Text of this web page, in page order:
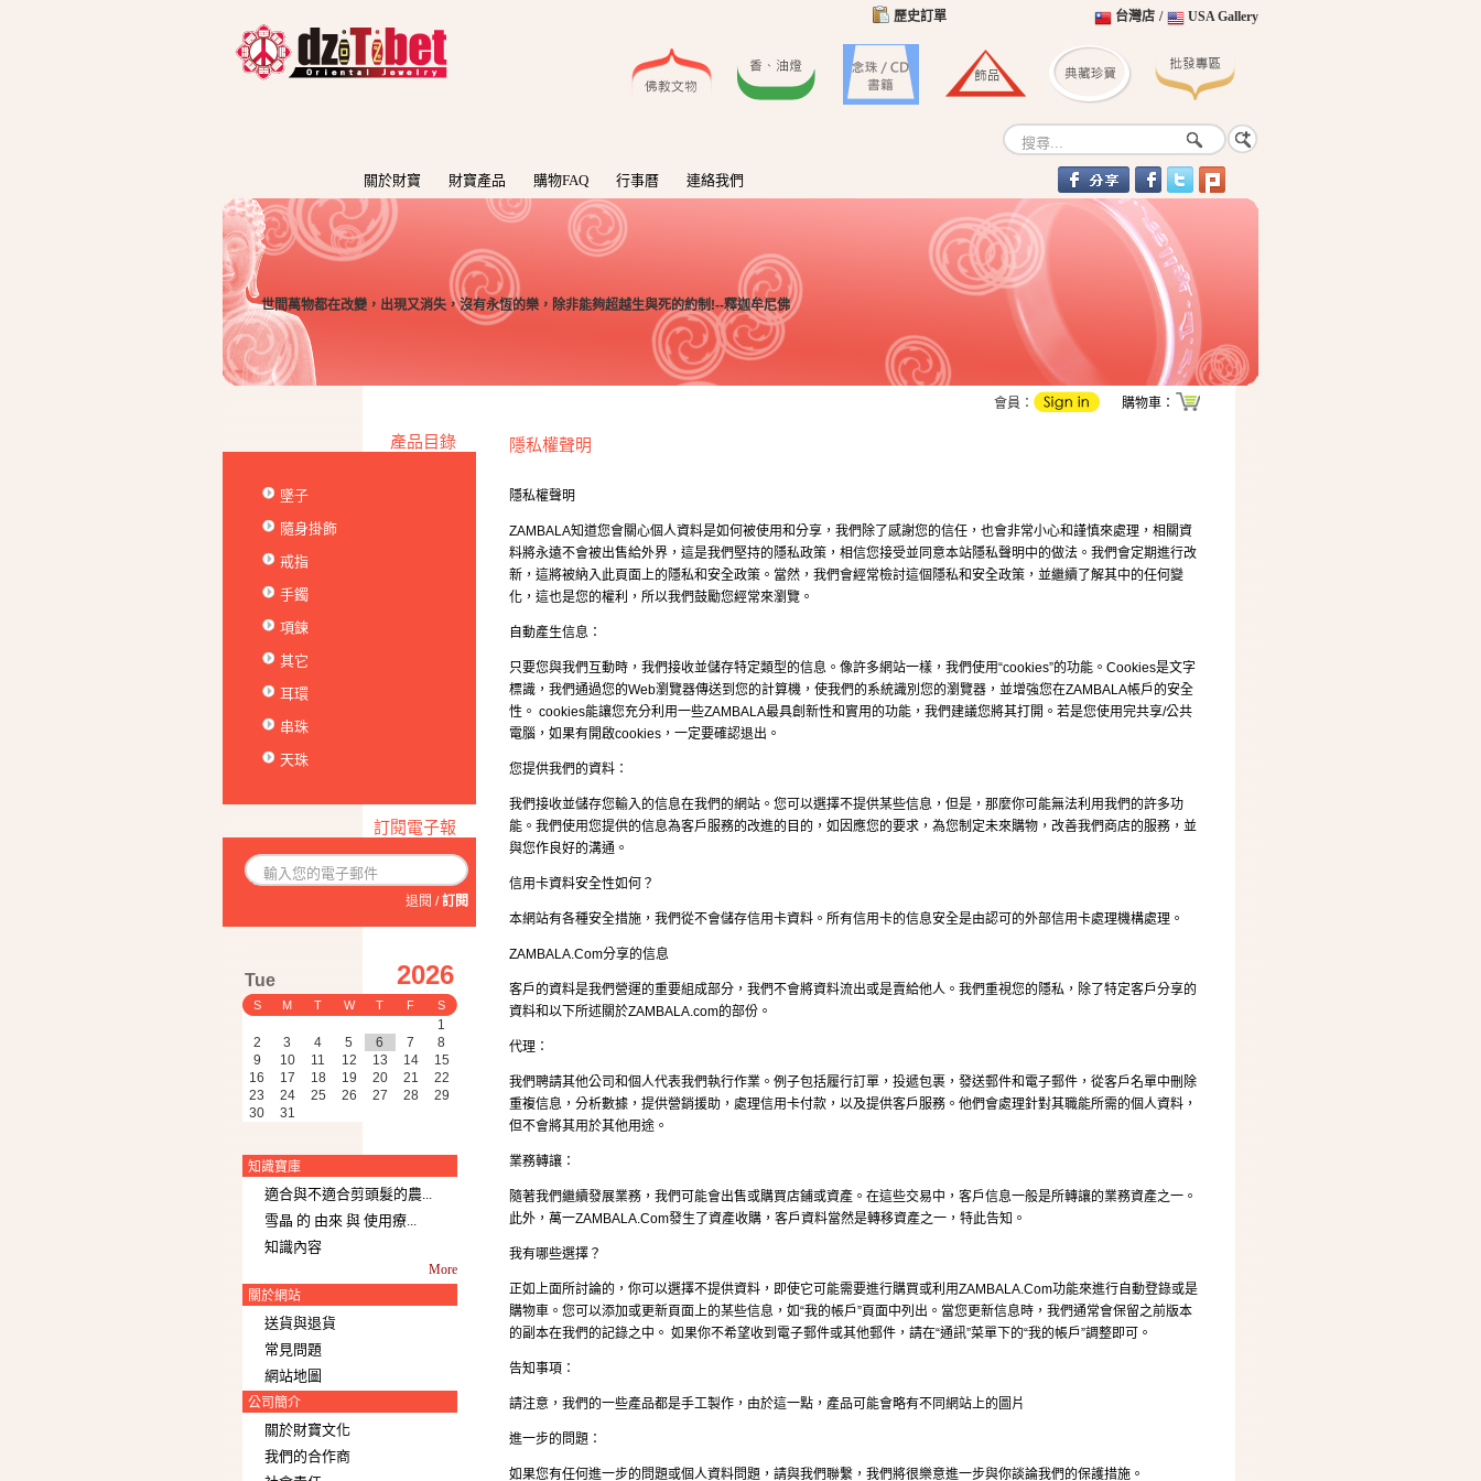
歷史訂單 USA Gallery
/
台灣店
關於財寶 財寶產品 購物FAQ 行事曆 連絡我們
世間萬物都在改變，出現又消失，沒有永恆的樂，除非能夠超越生與死的約制!--釋迦牟尼佛
會員： 購物車：
產品目錄
墜子
隨身掛飾
戒指
手鐲
項鍊
其它
耳環
串珠
天珠
訂閱電子報
退閱 /訂閱
Tue 2026
S M T W T F S
1
2
3 4 5 6 7
8
9
10 11 12 13 14
15
16
17 18 19 20 21
22
23
24 25 26 27 28
29
30
31
知識寶庫
適合與不適合剪頭髮的農...
雪晶 的 由來 與 使用療...
知識內容
More
關於網站
送貨與退貨
常見問題
網站地圖
公司簡介
關於財寶文化
我們的合作商
隱私權聲明
隱私權聲明
ZAMBALA知道您會關心個人資料是如何被使用和分享，我們除了感謝您的信任，也會非常小心和謹慎來處理，相關資
料將永遠不會被出售給外界，這是我們堅持的隱私政策，相信您接受並同意本站隱私聲明中的做法。我們會定期進行改
新，這將被納入此頁面上的隱私和安全政策。當然，我們會經常檢討這個隱私和安全政策，並繼續了解其中的任何變
化，這也是您的權利，所以我們鼓勵您經常來瀏覽。
自動產生信息：
只要您與我們互動時，我們接收並儲存特定類型的信息。像許多網站一樣，我們使用“cookies”的功能。Cookies是文字
標識，我們通過您的Web瀏覽器傳送到您的計算機，使我們的系統識別您的瀏覽器，並增強您在ZAMBALA帳戶的安全
性。 cookies能讓您充分利用一些ZAMBALA最具創新性和實用的功能，我們建議您將其打開。若是您使用完共享/公共
電腦，如果有開啟cookies，一定要確認退出。
您提供我們的資料：
我們接收並儲存您輸入的信息在我們的網站。您可以選擇不提供某些信息，但是，那麼你可能無法利用我們的許多功
能。我們使用您提供的信息為客戶服務的改進的目的，如因應您的要求，為您制定未來購物，改善我們商店的服務，並
與您作良好的溝通。
信用卡資料安全性如何？
本網站有各種安全措施，我們從不會儲存信用卡資料。所有信用卡的信息安全是由認可的外部信用卡處理機構處理。
ZAMBALA.Com分享的信息
客戶的資料是我們營運的重要組成部分，我們不會將資料流出或是賣給他人。我們重視您的隱私，除了特定客戶分享的
資料和以下所述關於ZAMBALA.com的部份。
代理：
我們聘請其他公司和個人代表我們執行作業。例子包括履行訂單，投遞包裹，發送郵件和電子郵件，從客戶名單中刪除
重複信息，分析數據，提供營銷援助，處理信用卡付款，以及提供客戶服務。他們會處理針對其職能所需的個人資料，
但不會將其用於其他用途。
業務轉讓：
隨著我們繼續發展業務，我們可能會出售或購買店鋪或資產。在這些交易中，客戶信息一般是所轉讓的業務資產之一。
此外，萬一ZAMBALA.Com發生了資產收購，客戶資料當然是轉移資產之一，特此告知。
我有哪些選擇？
正如上面所討論的，你可以選擇不提供資料，即使它可能需要進行購買或利用ZAMBALA.Com功能來進行自動登錄或是
購物車。您可以添加或更新頁面上的某些信息，如“我的帳戶”頁面中列出。當您更新信息時，我們通常會保留之前版本
的副本在我們的記錄之中。 如果你不希望收到電子郵件或其他郵件，請在“通訊”菜單下的“我的帳戶”調整即可。
告知事項：
請注意，我們的一些產品都是手工製作，由於這一點，產品可能會略有不同網站上的圖片
進一步的問題：
如果您有任何進一步的問題或個人資料問題，請與我們聯繫，我們將很樂意進一步與你談論我們的保護措施。